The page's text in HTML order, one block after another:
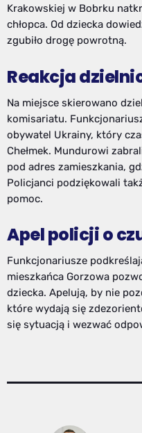
Krakowskiej w Bobrku
chłopca. Od dziecka
zgubiło drogę powrotną.
Reakcja
Na miejsce skierowano
komisariatu.
obywatel Ukrainy, który
Chełmek. Mundurowi
pod adres zamieszkania,
Policjanci podziękowali
pomoc.
Apel policji o
Funkcjonariusze
mieszkańca Gorzowa
dziecka. Apelują, by nie
które wydają się
się sytuacją i wezwać